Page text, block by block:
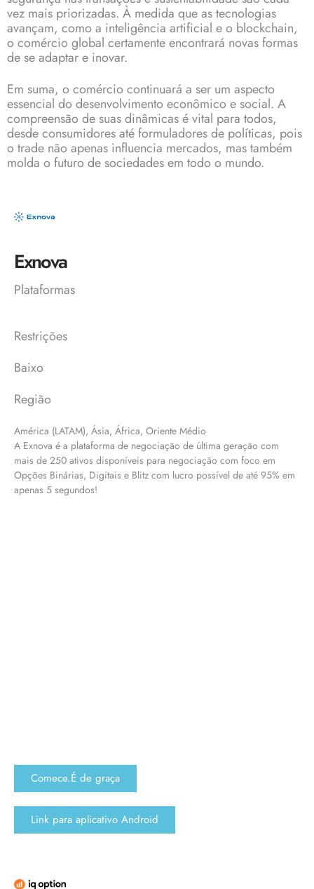
vez mais priorizadas. À medida que as tecnologias
avançam, como a inteligência artificial e o blockchain,
o comércio global certamente encontrará novas formas
de se adaptar e inovar.
Em suma, o comércio continuará a ser um aspecto
essencial do desenvolvimento econômico e social. A
compreensão de suas dinâmicas é vital para todos,
desde consumidores até formuladores de políticas, pois
o trade não apenas influencia mercados, mas também
molda o futuro de sociedades em todo o mundo.
Exnova
Plataformas
Restrições
Baixo
Região
América (LATAM), Ásia, África, Oriente Médio
A Exnova é a plataforma de negociação de última geração com
mais de 250 ativos disponíveis para negociação com foco em
Opções Binárias, Digitais e Blitz com lucro possível de até 95% em
apenas 5 segundos!
Comece.É de graça
Link para aplicativo Android